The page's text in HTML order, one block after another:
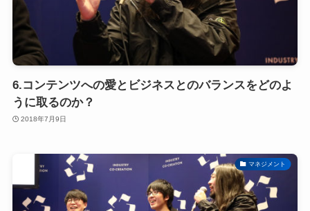
6.コンテンツへの愛とビジネスとのバランスをどのよ
うに取るのか？
2018年7月9日
マネジメント